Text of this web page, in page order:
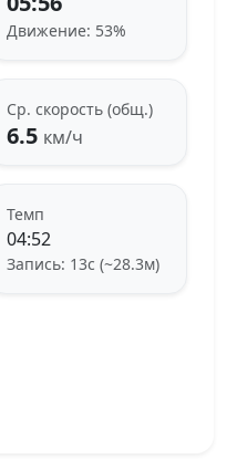
Движение: 53%
Ср. скорость (общ.)
6.5 км/ч
Темп
04:52
Запись: 13с (~28.3м)